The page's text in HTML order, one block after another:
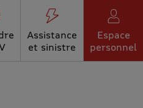
Assistance
et sinistre
Espace
personnel